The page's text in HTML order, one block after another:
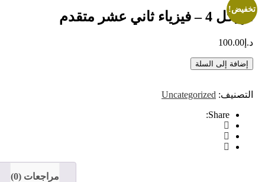
الهيكل 4 – فيزياء ثاني عشر متقدم
100.00
إضافة إلى السلة
التصنيف: Uncategorized
Share:
مراجعات (0)
تخفيض!